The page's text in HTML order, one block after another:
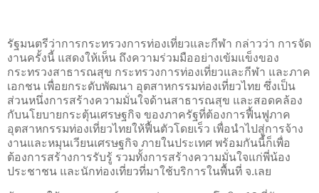
รัฐมนตรีว่าการกระทรวงการท่องเที่ยวและกีฬา กล่าวว่า การจัด
งานครั้งนี้ แสดงให้เห็น ถึงความร่วมมืออย่างเข้มแข็งของ
กระทรวงสาธารณสุข กระทรวงการท่องเที่ยวและกีฬา และภาค
เอกชน เพื่อยกระดับพัฒนา อุตสาหกรรมท่องเที่ยวไทย ซึ่งเป็น
ส่วนหนึ่งการสร้างความมั่นใจด้านสาธารณสุข และสอดคล้อง
กับนโยบายกระตุ้นเศรษฐกิจ ของภาครัฐที่ต้องการฟื้นฟูภาค
อุตสาหกรรมท่องเที่ยวไทยให้ฟื้นตัวโดยเร็ว เพื่อนําไปสู่การจ้าง
งานและหมุนเวียนเศรษฐกิจ ภายในประเทศ พร้อมกันนี้ก็เพื่อ
ต้องการสร้างการรับรู้ รวมทั้งการสร้างความมั่นใจแก่พี่น้อง
ประชาชน และนักท่องเที่ยวที่มาใช้บริการในพื้นที่ จ.เลย